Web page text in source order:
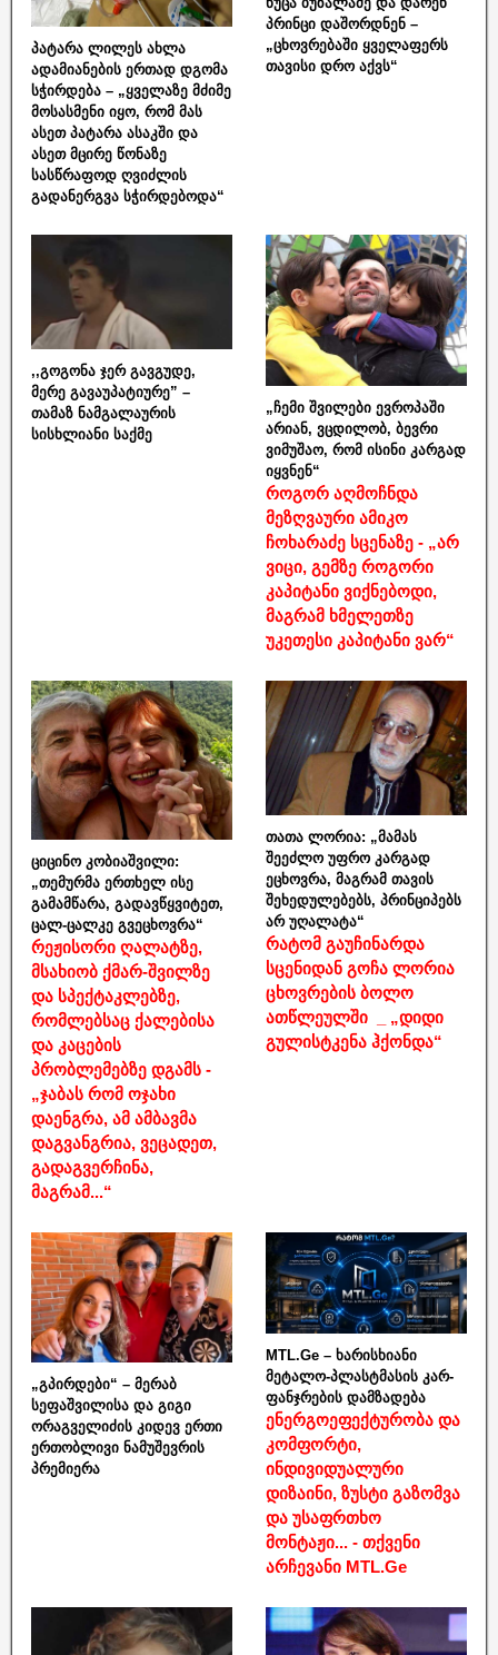
პატარა ლილეს ახლა
ადამიანების ერთად დგომა
სჭირდება – „ყველაზე მძიმე
მოსასმენი იყო, რომ მას
ასეთ პატარა ასაკში და
ასეთ მცირე წონაზე
სასწრაფოდ ღვიძლის
გადანერგვა სჭირდებოდა“
პრინცი დაშორდნენ –
„ცხოვრებაში ყველაფერს
თავისი დრო აქვს“
,,გოგონა ჯერ გავგუდე,
მერე გავაუპატიურე” –
თამაზ ნამგალაურის
სისხლიანი საქმე
„ჩემი შვილები ევროპაში
არიან, ვცდილობ, ბევრი
ვიმუშაო, რომ ისინი კარგად
იყვნენ“
როგორ აღმოჩნდა
მეზღვაური ამიკო
ჩოხარაძე სცენაზე - „არ
ვიცი, გემზე როგორი
კაპიტანი ვიქნებოდი,
მაგრამ ხმელეთზე
უკეთესი კაპიტანი ვარ“
ციცინო კობიაშვილი:
„თემურმა ერთხელ ისე
გამამწარა, გადავწყვიტეთ,
ცალ-ცალკე გვეცხოვრა“
რეჟისორი ღალატზე,
მსახიობ ქმარ-შვილზე
და სპექტაკლებზე,
რომლებსაც ქალებისა
და კაცების
პრობლემებზე დგამს -
„ჯაბას რომ ოჯახი
დაენგრა, ამ ამბავმა
დაგვანგრია, ვეცადეთ,
გადაგვერჩინა,
მაგრამ...“
თათა ლორია: „მამას
შეეძლო უფრო კარგად
ეცხოვრა, მაგრამ თავის
შეხედულებებს, პრინციპებს
არ უღალატა“
რატომ გაუჩინარდა
სცენიდან გოჩა ლორია
ცხოვრების ბოლო
ათწლეულში _ „დიდი
გულისტკენა ჰქონდა“
„გპირდები“ – მერაბ
სეფაშვილისა და გიგი
ორაგველიძის კიდევ ერთი
ერთობლივი ნამუშევრის
პრემიერა
MTL.Ge – ხარისხიანი
მეტალო-პლასტმასის კარ-
ფანჯრების დამზადება
ენერგოეფექტურობა და
კომფორტი,
ინდივიდუალური
დიზაინი, ზუსტი გაზომვა
და უსაფრთხო
მონტაჟი... - თქვენი
არჩევანი MTL.Ge